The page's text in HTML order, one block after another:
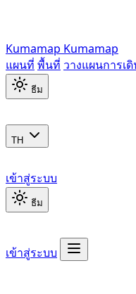
Kumamap Kumamap
แผนที่ พื้นที่ วางแผนการเ
ธีม
TH
เข้าสู่ระบบ
ธีม
เข้าสู่ระบบ